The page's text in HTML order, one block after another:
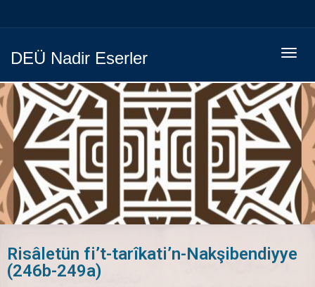
DEÜ Nadir Eserler
Risâletün fi’t-tarîkati’n-Nakşibendiyye
(246b-249a)